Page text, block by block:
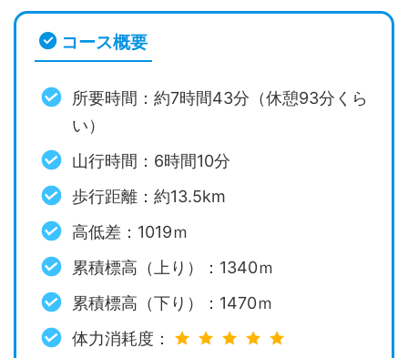
コース概要
所要時間：約7時間43分（休憩93分くら
い）
山行時間：6時間10分
歩行距離：約13.5km
高低差：1019ｍ
累積標高（上り）：1340ｍ
累積標高（下り）：1470ｍ
体力消耗度：